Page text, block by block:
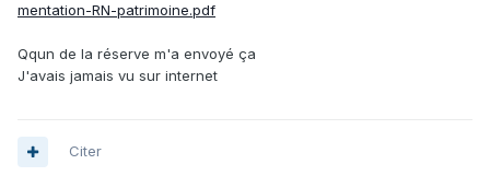
mentation-RN-patrimoine.pdf
Qqun de la réserve m'a envoyé ça
J'avais jamais vu sur internet
Citer